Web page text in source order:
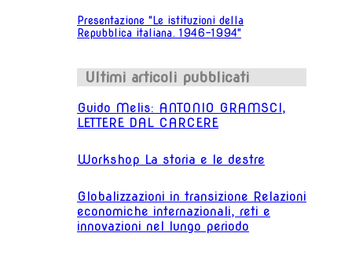
Presentazione "Le istituzioni della
Repubblica italiana. 1946-1994"
Ultimi articoli pubblicati
Guido Melis: ANTONIO GRAMSCI,
LETTERE DAL CARCERE
Workshop La storia e le destre
Globalizzazioni in transizione Relazioni
economiche internazionali, reti e
innovazioni nel lungo periodo